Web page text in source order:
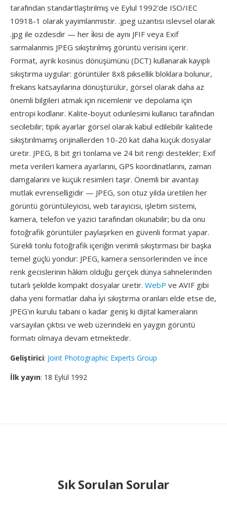
tarafından standartlaştırılmış ve Eylul 1992'de ISO/IEC
10918-1 olarak yayimlanmistir. .jpeg uzantısı islevsel olarak
.jpg ile ozdesdir — her i̇kisi de aynı JFIF veya Exif
sarmalanmis JPEG sıkıştırılmış görüntü verisini içerir.
Format, ayrik kosinüs dönüşümünü (DCT) kullanarak kayıplı
sıkıştırma uygular: görüntüler 8x8 piksellik bloklara bolunur,
frekans katsayilarina dönüştürülür, görsel olarak daha az
önemli bilgileri atmak için nicemlenir ve depolama için
entropi kodlanır. Kalite-boyut odunlesimi kullanıcı tarafından
secilebilir; tipik ayarlar görsel olarak kabul edilebilir kalitede
sıkıştırılmamış orijinallerden 10-20 kat daha küçük dosyalar
üretir. JPEG, 8 bit gri tonlama ve 24 bit rengi destekler; Exif
meta verileri kamera ayarlarını, GPS koordinatlarını, zaman
damgalarini ve küçük resimleri taşır. Önemli bir avantajı
mutlak evrenselligidir — JPEG, son otuz yilda üretilen her
görüntü görüntüleyicisi, web tarayıcısı, işletim sistemi,
kamera, telefon ve yazici tarafından okunabilir; bu da onu
fotoğrafik görüntüler paylaşırken en güvenli format yapar.
Sürekli tonlu fotoğrafik içeriğin verimli sıkıştırması bir başka
temel güçlü yondur: JPEG, kamera sensorlerinden ve i̇nce
renk gecislerinin hâkim olduğu gerçek dünya sahnelerinden
tutarlı şekilde kompakt dosyalar üretir. WebP ve AVIF gibi
daha yeni formatlar daha i̇yi sıkıştırma oranları elde etse de,
JPEG'ın kurulu tabani o kadar geniş ki dijital kameraların
varsayılan çıktısı ve web üzerindeki en yaygın görüntü
formatı olmaya devam etmektedir.
Geliştirici: Joint Photographic Experts Group
İlk yayın: 18 Eylül 1992
Sık Sorulan Sorular